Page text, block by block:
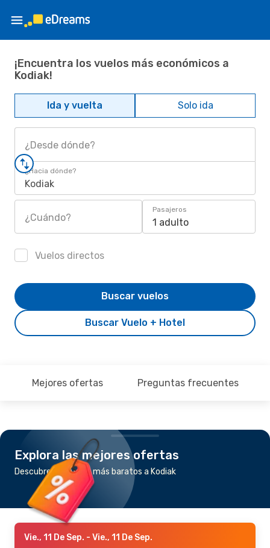
¡Encuentra los vuelos más económicos a
Kodiak!
Ida y vuelta Solo ida
¿Desde dónde?
¿Hacia dónde?
Kodiak
¿Cuándo?
Pasajeros
1 adulto
Vuelos directos
Buscar Vuelo + Hotel
Buscar vuelos
Mejores ofertas Preguntas frecuentes
Explora las mejores ofertas
Descubre los vuelos más baratos a Kodiak
Vie., 11 De Sep. - Vie., 11 De Sep.